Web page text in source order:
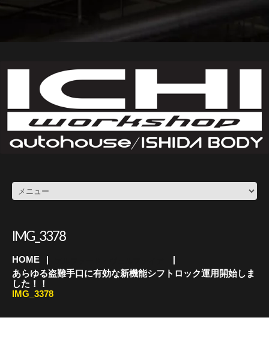
IMG_3378
HOME
あらゆる盗難手口に有効な新機能シフトロック運用開始しま
した！！
IMG_3378